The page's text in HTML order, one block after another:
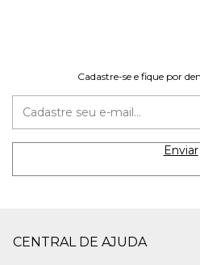
Cadastre-se e fique por
CENTRAL DE AJUDA